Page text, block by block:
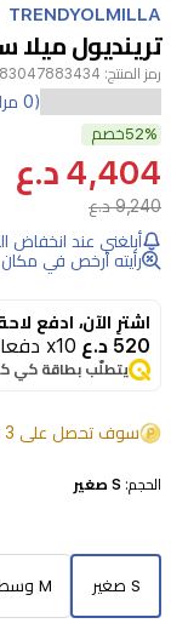
4
TRENDYOLMILLA
ترينديول
رمز المنتج:
(0 مراجعات)
52%خصم
4,404 د.ع
9,240 د.ع
أبلغني عند انخفاض
رأيته أرخص في مكان
اشترِ الآن، ادفع
520 د.ع x10 دفعات
يتطلّب بطاقة كي
سوف تحصل على 3 نقاط عند شراءك هذا المنتج
الحجم: S صغير
S صغير M وسط